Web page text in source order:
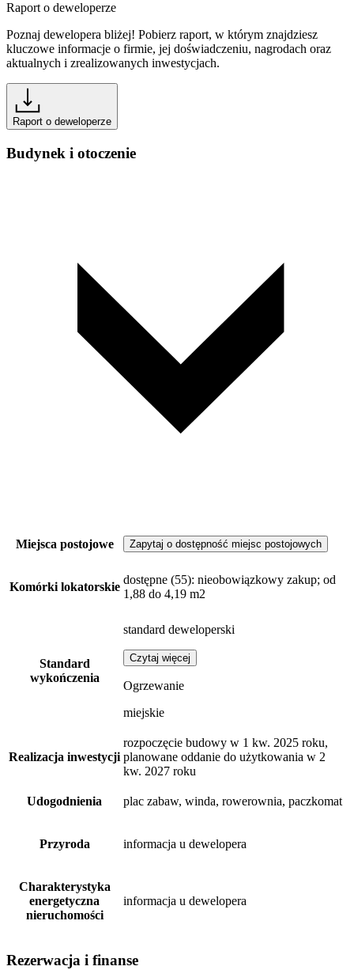
Raport o deweloperze
Poznaj dewelopera bliżej! Pobierz raport, w którym znajdziesz
kluczowe informacje o firmie, jej doświadczeniu, nagrodach oraz
aktualnych i zrealizowanych inwestycjach.
Raport o deweloperze
Budynek i otoczenie
Miejsca postojowe Zapytaj o dostępność miejsc postojowych
Komórki lokatorskie
dostępne (55): nieobowiązkowy zakup; od
1,88 do 4,19 m2
Standard
wykończenia
standard deweloperski
Czytaj więcej
Ogrzewanie
miejskie
Realizacja inwestycji
rozpoczęcie budowy w 1 kw. 2025 roku,
planowane oddanie do użytkowania w 2
kw. 2027 roku
Udogodnienia plac zabaw, winda, rowerownia, paczkomat
Przyroda informacja u dewelopera
Charakterystyka
energetyczna
nieruchomości
informacja u dewelopera
Rezerwacja i finanse